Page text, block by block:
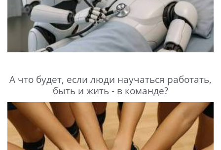
А что будет, если люди научаться работать,
быть и жить - в команде?